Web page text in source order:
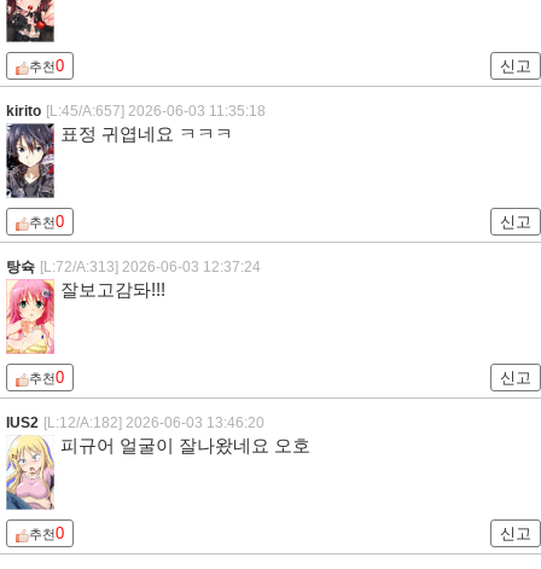
추천0 신고
kirito [L:45/A:657] 2026-06-03 11:35:18
표정 귀엽네요 ㅋㅋㅋ
추천0 신고
탕슉 [L:72/A:313] 2026-06-03 12:37:24
잘보고감돠!!!
추천0 신고
IUS2 [L:12/A:182] 2026-06-03 13:46:20
피규어 얼굴이 잘나왔네요 오호
추천0 신고